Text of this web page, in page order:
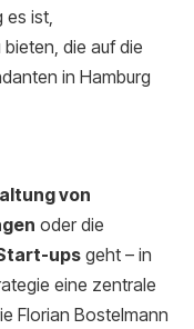
es ist,
bieten, die auf die
in Hamburg
von
oder die
ups geht – in
eine zentrale
Florian Bostelmann